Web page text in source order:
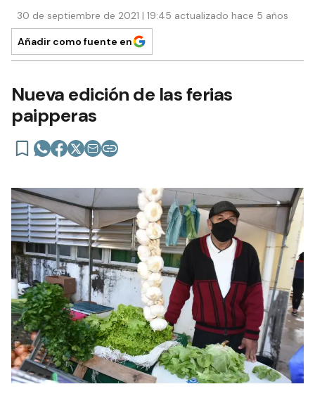
30 de septiembre de 2021 | 19:45 actualizado hace 5 años
Añadir como fuente en
Nueva edición de las ferias
paipperas